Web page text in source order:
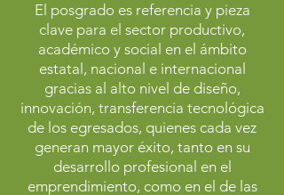
El posgrado es referencia y pieza
clave para el sector productivo,
académico y social en el ámbito
estatal, nacional e internacional
gracias al alto nivel de diseño,
innovación, transferencia tecnológica
de los egresados, quienes cada vez
generan mayor éxito, tanto en su
desarrollo profesional en el
emprendimiento, como en el de las